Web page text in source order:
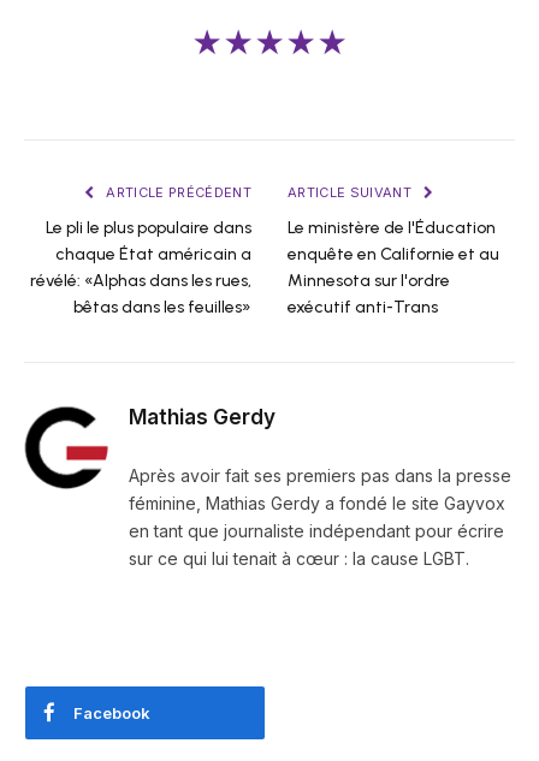
★★★★★
ARTICLE PRÉCÉDENT
Le pli le plus populaire dans
chaque État américain a
révélé: «Alphas dans les rues,
bêtas dans les feuilles»
ARTICLE SUIVANT
Le ministère de l'Éducation
enquête en Californie et au
Minnesota sur l'ordre
exécutif anti-Trans
Mathias Gerdy
Après avoir fait ses premiers pas dans la presse
féminine, Mathias Gerdy a fondé le site Gayvox
en tant que journaliste indépendant pour écrire
sur ce qui lui tenait à cœur : la cause LGBT.
Facebook